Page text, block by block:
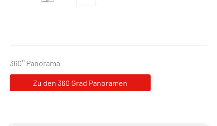
360° Panorama
Zu den 360 Grad Panoramen